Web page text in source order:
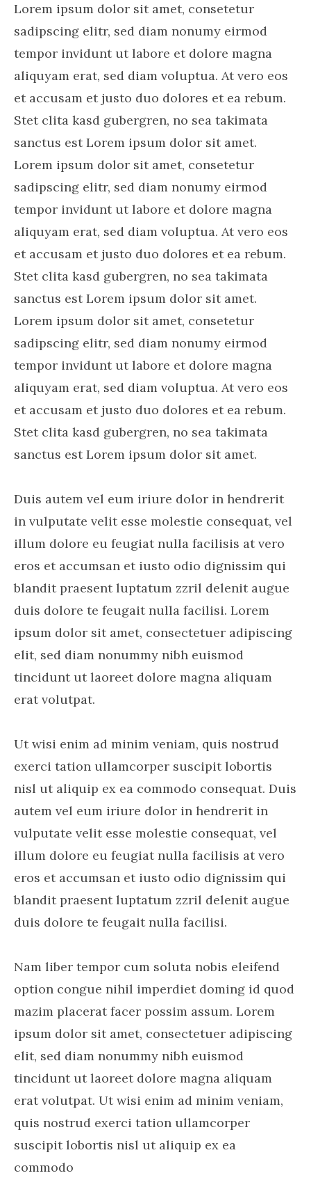
Lorem ipsum dolor sit amet, consetetur
sadipscing elitr, sed diam nonumy eirmod
tempor invidunt ut labore et dolore magna
aliquyam erat, sed diam voluptua. At vero eos
et accusam et justo duo dolores et ea rebum.
Stet clita kasd gubergren, no sea takimata
sanctus est Lorem ipsum dolor sit amet.
Lorem ipsum dolor sit amet, consetetur
sadipscing elitr, sed diam nonumy eirmod
tempor invidunt ut labore et dolore magna
aliquyam erat, sed diam voluptua. At vero eos
et accusam et justo duo dolores et ea rebum.
Stet clita kasd gubergren, no sea takimata
sanctus est Lorem ipsum dolor sit amet.
Lorem ipsum dolor sit amet, consetetur
sadipscing elitr, sed diam nonumy eirmod
tempor invidunt ut labore et dolore magna
aliquyam erat, sed diam voluptua. At vero eos
et accusam et justo duo dolores et ea rebum.
Stet clita kasd gubergren, no sea takimata
sanctus est Lorem ipsum dolor sit amet.
Duis autem vel eum iriure dolor in hendrerit
in vulputate velit esse molestie consequat, vel
illum dolore eu feugiat nulla facilisis at vero
eros et accumsan et iusto odio dignissim qui
blandit praesent luptatum zzril delenit augue
duis dolore te feugait nulla facilisi. Lorem
ipsum dolor sit amet, consectetuer adipiscing
elit, sed diam nonummy nibh euismod
tincidunt ut laoreet dolore magna aliquam
erat volutpat.
Ut wisi enim ad minim veniam, quis nostrud
exerci tation ullamcorper suscipit lobortis
nisl ut aliquip ex ea commodo consequat. Duis
autem vel eum iriure dolor in hendrerit in
vulputate velit esse molestie consequat, vel
illum dolore eu feugiat nulla facilisis at vero
eros et accumsan et iusto odio dignissim qui
blandit praesent luptatum zzril delenit augue
duis dolore te feugait nulla facilisi.
Nam liber tempor cum soluta nobis eleifend
option congue nihil imperdiet doming id quod
mazim placerat facer possim assum. Lorem
ipsum dolor sit amet, consectetuer adipiscing
elit, sed diam nonummy nibh euismod
tincidunt ut laoreet dolore magna aliquam
erat volutpat. Ut wisi enim ad minim veniam,
quis nostrud exerci tation ullamcorper
suscipit lobortis nisl ut aliquip ex ea
commodo